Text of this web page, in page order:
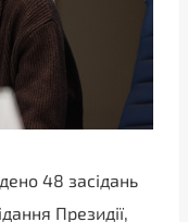
48 засідань
Президії,